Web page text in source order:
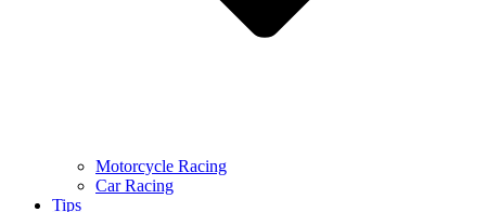
Motorcycle Racing
Car Racing
Tips